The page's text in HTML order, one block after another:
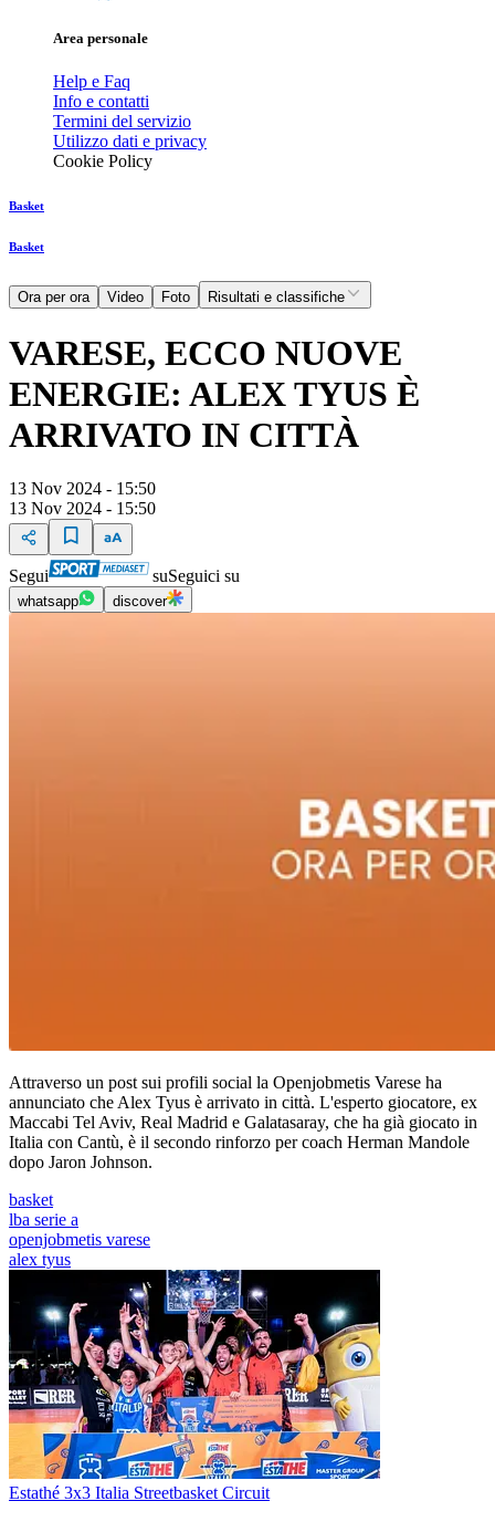
Area personale
Help e Faq
Info e contatti
Termini del servizio
Utilizzo dati e privacy
Cookie Policy
Basket
Basket
Ora per ora Video Foto Risultati e classifiche
VARESE, ECCO NUOVE
ENERGIE: ALEX TYUS È
ARRIVATO IN CITTÀ
13 Nov 2024 - 15:50
13 Nov 2024 - 15:50
Segui suSeguici su
whatsapp discover
Attraverso un post sui profili social la Openjobmetis Varese ha
annunciato che Alex Tyus è arrivato in città. L'esperto giocatore, ex
Maccabi Tel Aviv, Real Madrid e Galatasaray, che ha già giocato in
Italia con Cantù, è il secondo rinforzo per coach Herman Mandole
dopo Jaron Johnson.
basket
lba serie a
openjobmetis varese
alex tyus
Estathé 3x3 Italia Streetbasket Circuit